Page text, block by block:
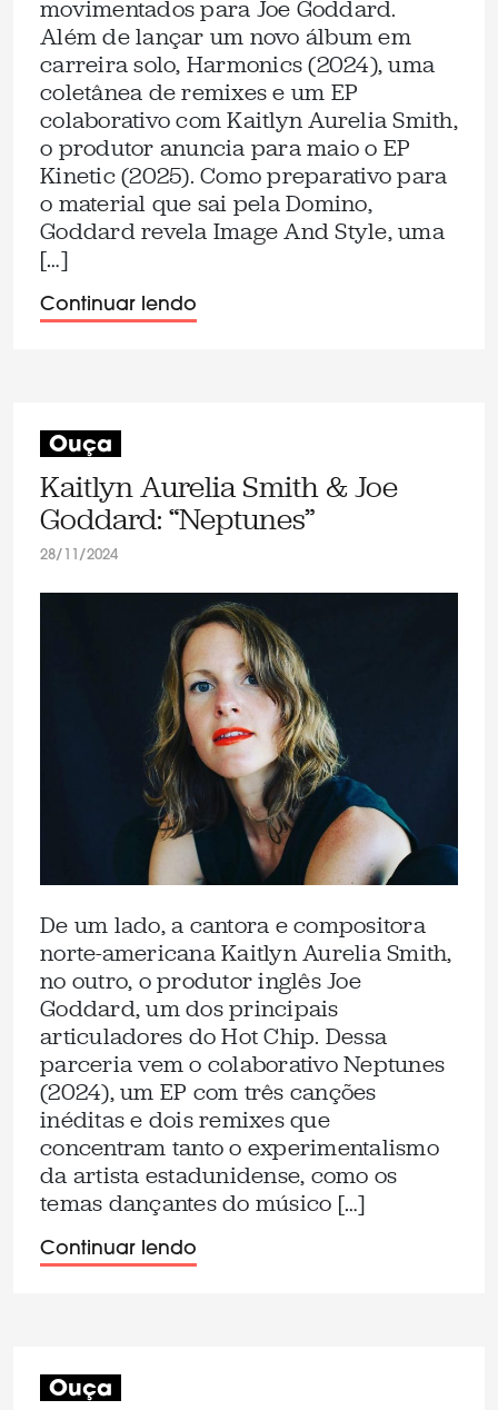
movimentados para Joe Goddard.
Além de lançar um novo álbum em
carreira solo, Harmonics (2024), uma
coletânea de remixes e um EP
colaborativo com Kaitlyn Aurelia Smith,
o produtor anuncia para maio o EP
Kinetic (2025). Como preparativo para
o material que sai pela Domino,
Goddard revela Image And Style, uma
[…]
Continuar lendo
Ouça
Kaitlyn Aurelia Smith & Joe
Goddard: “Neptunes”
28/11/2024
De um lado, a cantora e compositora
norte-americana Kaitlyn Aurelia Smith,
no outro, o produtor inglês Joe
Goddard, um dos principais
articuladores do Hot Chip. Dessa
parceria vem o colaborativo Neptunes
(2024), um EP com três canções
inéditas e dois remixes que
concentram tanto o experimentalismo
da artista estadunidense, como os
temas dançantes do músico […]
Continuar lendo
Ouça